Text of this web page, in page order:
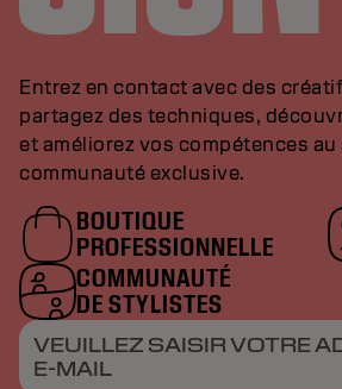
Entrez en contact avec des
partagez des techniques,
et améliorez vos compétences
communauté exclusive.
BOUTIQUE
PROFESSIONNELLE
COMMUNAUTÉ
DE STYLISTES
VEUILLEZ SAISIR VOTRE
E-MAIL